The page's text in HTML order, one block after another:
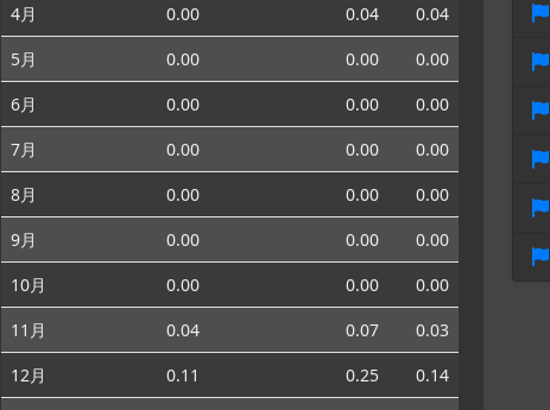
4月
0.00 0.04
0.04
5月
0.00 0.00
0.00
6月
0.00 0.00
0.00
7月
0.00 0.00
0.00
8月
0.00 0.00
0.00
9月
0.00 0.00
0.00
10月
0.00 0.00
0.00
11月
0.04 0.07
0.03
12月
0.11 0.25
0.14